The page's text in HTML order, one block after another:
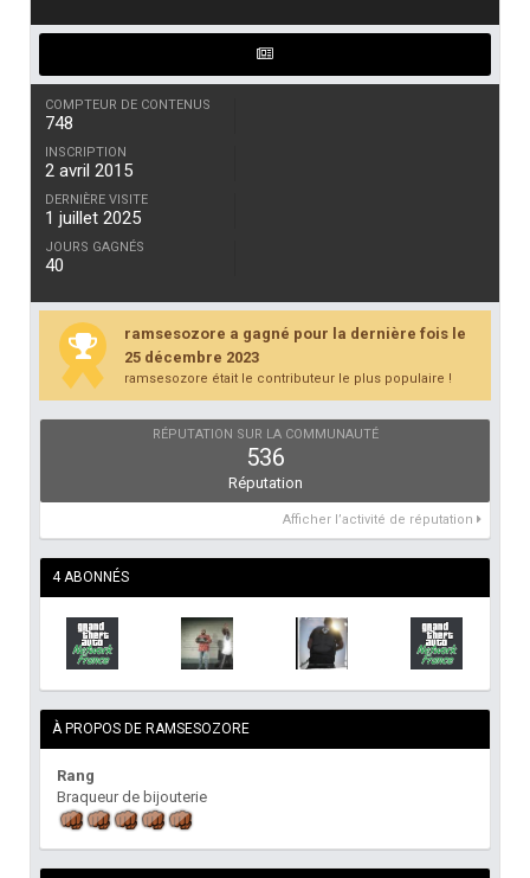
COMPTEUR DE CONTENUS
748
INSCRIPTION
2 avril 2015
DERNIÈRE VISITE
1 juillet 2025
JOURS GAGNÉS
40
ramsesozore a gagné pour la dernière fois le
25 décembre 2023
ramsesozore était le contributeur le plus populaire !
RÉPUTATION SUR LA COMMUNAUTÉ
536
Réputation
Afficher l’activité de réputation
4 ABONNÉS
À PROPOS DE RAMSESOZORE
Rang
Braqueur de bijouterie